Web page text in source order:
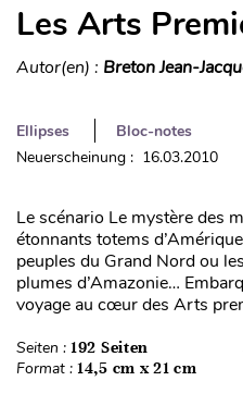
Les Arts
Autor(en) : Breton Jean-
Ellipses
Bloc-notes
Neuerscheinung : 16.03.2010
Le scénario Le mystère des
étonnants totems
peuples du Grand Nord ou
plumes d’Amazonie…
voyage au cœur des Arts
Seiten : 192 Seiten
Format : 14,5 cm x 21 cm